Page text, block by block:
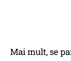
Mai mult, se